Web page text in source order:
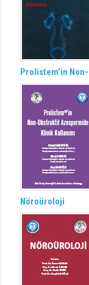
Prolistem’in
Nöroüroloji